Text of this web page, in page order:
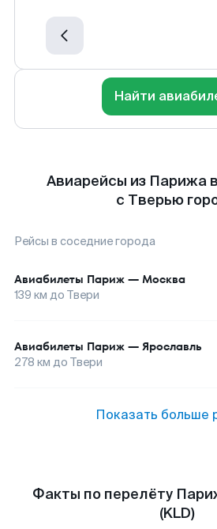
Найти
Авиарейсы из Парижа
с Тверью
Рейсы в соседние города
Авиабилеты Париж — Москва
139 км до Твери
Авиабилеты Париж — Ярославль
278 км до Твери
Показать больше
Факты по перелёту
(KLD)